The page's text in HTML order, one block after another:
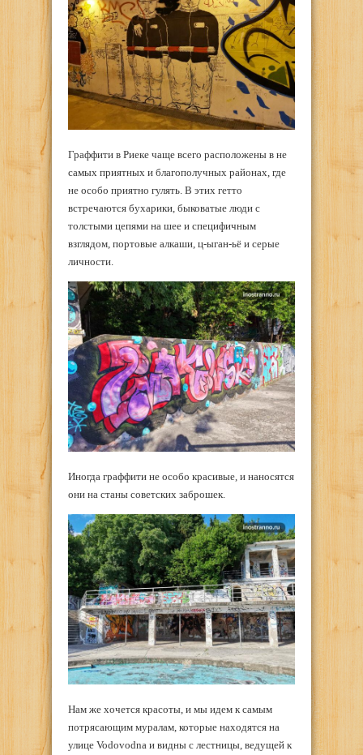
Граффити в Риеке чаще всего расположены в не
самых приятных и благополучных районах, где
не особо приятно гулять. В этих гетто
встречаются бухарики, быковатые люди с
толстыми цепями на шее и специфичным
взглядом, портовые алкаши, ц-ыган-ьё и серые
личности.
Иногда граффити не особо красивые, и наносятся
они на станы советских заброшек.
Нам же хочется красоты, и мы идем к самым
потрясающим муралам, которые находятся на
улице Vodovodna и видны с лестницы, ведущей к